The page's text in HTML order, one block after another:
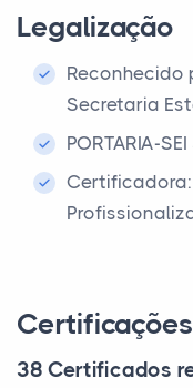
Legalização
Reconhecido
Secretaria
PORTARIA-
Certificadora:
Certificações
38 Certificados